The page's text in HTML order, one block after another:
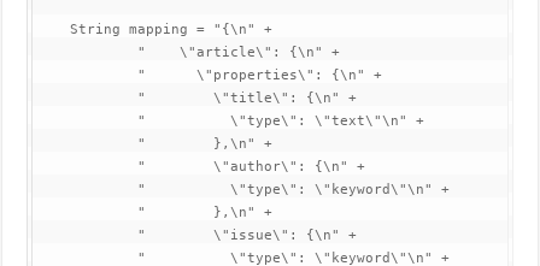
    String mapping = "{\n" +
            "    \"article\": {\n" +
            "      \"properties\": {\n" +
            "        \"title\": {\n" +
            "          \"type\": \"text\"\n" +
            "        },\n" +
            "        \"author\": {\n" +
            "          \"type\": \"keyword\"\n" +
            "        },\n" +
            "        \"issue\": {\n" +
            "          \"type\": \"keyword\"\n" +